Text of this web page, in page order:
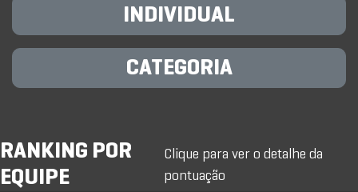
INDIVIDUAL
CATEGORIA
RANKING POR
EQUIPE
Clique para ver o detalhe da
pontuação